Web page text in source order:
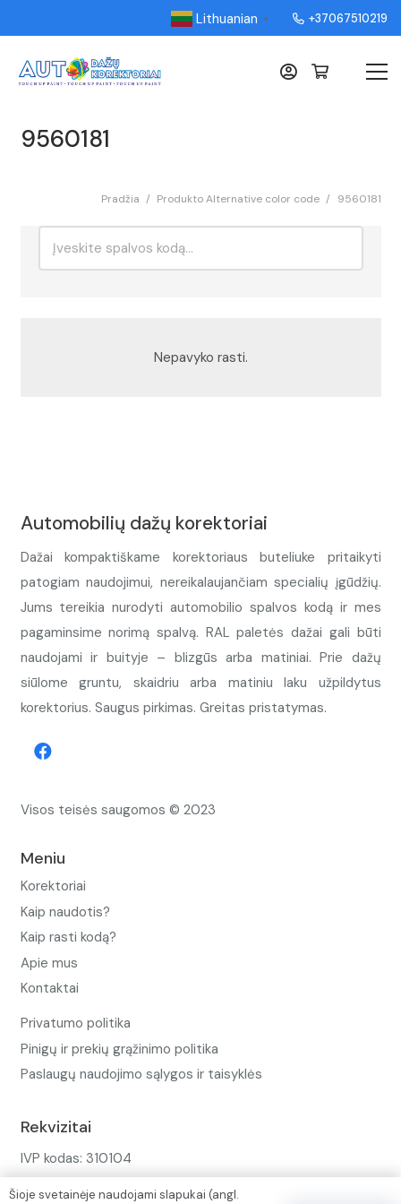
Lithuanian ▼ +37067510219
9560181
Pradžia / Produkto Alternative color code / 9560181
Nepavyko rasti.
Automobilių dažų korektoriai
Dažai kompaktiškame korektoriaus buteliuke pritaikyti
patogiam naudojimui, nereikalaujančiam specialių įgūdžių.
Jums tereikia nurodyti automobilio spalvos kodą ir mes
pagaminsime norimą spalvą. RAL paletės dažai gali būti
naudojami ir buityje – blizgūs arba matiniai. Prie dažų
siūlome gruntu, skaidriu arba matiniu laku užpildytus
korektorius. Saugus pirkimas. Greitas pristatymas.
Visos teisės saugomos © 2023
Meniu
Korektoriai
Kaip naudotis?
Kaip rasti kodą?
Apie mus
Kontaktai
Privatumo politika
Pinigų ir prekių grąžinimo politika
Paslaugų naudojimo sąlygos ir taisyklės
Rekvizitai
IVP kodas: 310104
Šioje svetainėje naudojami slapukai (angl.